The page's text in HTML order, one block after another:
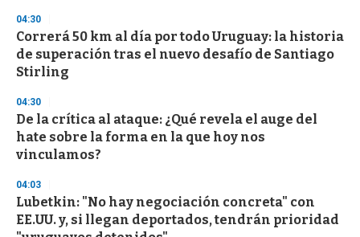
s
e
c
o
n
04:30
Correrá 50 km al día por todo Uruguay: la historia
de superación tras el nuevo desafío de Santiago
Stirling
04:30
De la crítica al ataque: ¿Qué revela el auge del
hate sobre la forma en la que hoy nos
vinculamos?
04:03
Lubetkin: "No hay negociación concreta" con
EE.UU. y, si llegan deportados, tendrán prioridad